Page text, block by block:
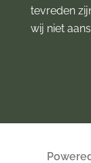
tevreden
wij niet